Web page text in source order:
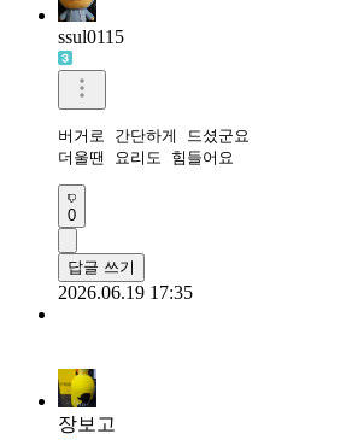
ssul0115
버거로 간단하게 드셨군요
더울땐 요리도 힘들어요
0
답글 쓰기
2026.06.19 17:35
장보고